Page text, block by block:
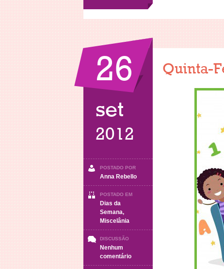
26
set
2012
POSTADO POR
Anna Rebello
POSTADO EM
Dias da
Semana,
Miscelânia
DISCUSSÃO
Nenhum
comentárioem
Quinta-
Quinta-